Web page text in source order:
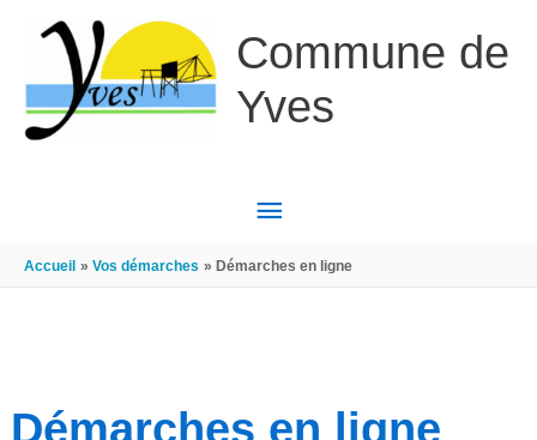
Commune de
Yves
MENU
PRINCIPAL
Accueil Vos démarches Démarches en ligne
Démarches en ligne